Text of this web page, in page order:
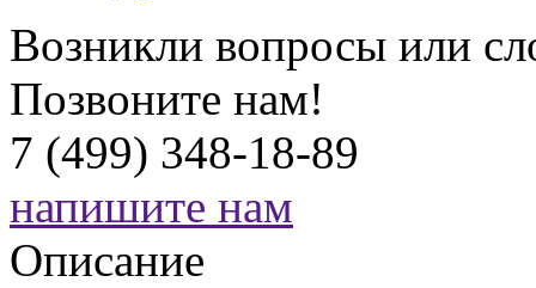
Возникли вопросы или
Позвоните нам!
7 (499) 348-18-89
напишите нам
Описание